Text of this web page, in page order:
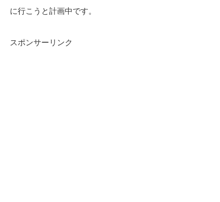
に行こうと計画中です。
スポンサーリンク